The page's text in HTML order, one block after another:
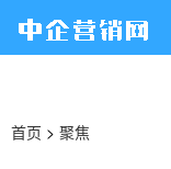
首页 > 聚焦